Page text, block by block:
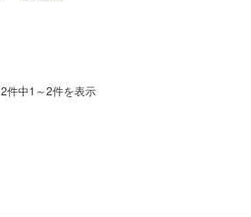
2件中1～2件を表示